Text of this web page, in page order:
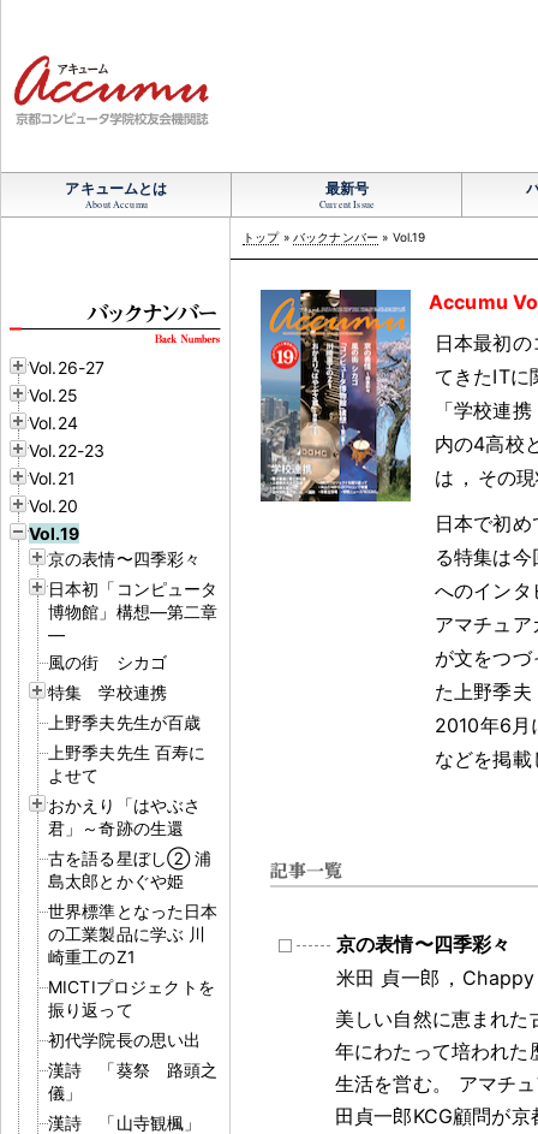
アキュームとは
About Accumu
最新号
Current Issue
Vol.26-27
Vol.25
Vol.24
Vol.22-23
Vol.21
Vol.20
Vol.19
京の表情〜四季彩々
日本初「コンピュータ
博物館」構想―第二章
―
風の街 シカゴ
特集 学校連携
上野季夫先生が百歳
上野季夫先生 百寿に
よせて
おかえり「はやぶさ
君」～奇跡の生還
古を語る星ぼし② 浦
島太郎とかぐや姫
世界標準となった日本
の工業製品に学ぶ 川
崎重工のZ1
MICTIプロジェクトを
振り返って
初代学院長の思い出
漢詩 「葵祭 路頭之
儀」
漢詩 「山寺観楓」
トップ» バックナンバー » Vol.19
Accumu
日本最初
てきたITに
「学校連
内の4高校
は ， その
日本で初
る特集は
へのインタ
アマチュ
が文をつ
た上野季夫
2010年6月
などを掲載
京の表情〜四季彩々
米田 貞一郎 ， Chappy
美しい自然に恵まれた
年にわたって培われた
生活を営む。
アマチ
田貞一郎KCG顧問が